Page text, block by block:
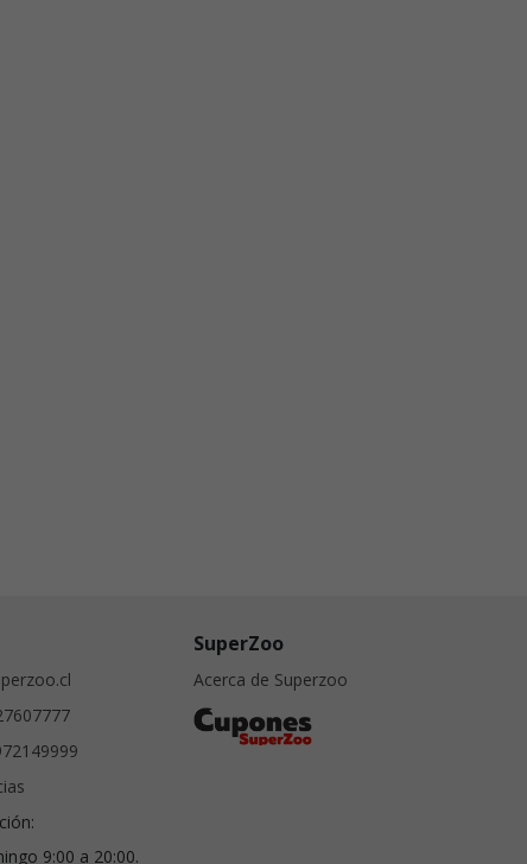
9:00 a 20:00.
SuperZoo
Acerca de Superzoo